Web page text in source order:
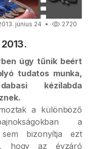
június 24 2720
úgy tűnik beért
tudatos munka,
kézilabda
a különböző
a
bizonyítja ezt
hogy az évzáró